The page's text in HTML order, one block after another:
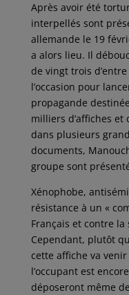
Après avoir été
interpellés sont
allemande le 19
a alors lieu. Il
de vingt trois
l’occasion pour
propagande
milliers d’affiches
dans plusieurs
documents,
groupe sont
Xénophobe,
résistance à un «
Français et contre la
Cependant, plutôt
cette affiche va
l’occupant est
déposeront même